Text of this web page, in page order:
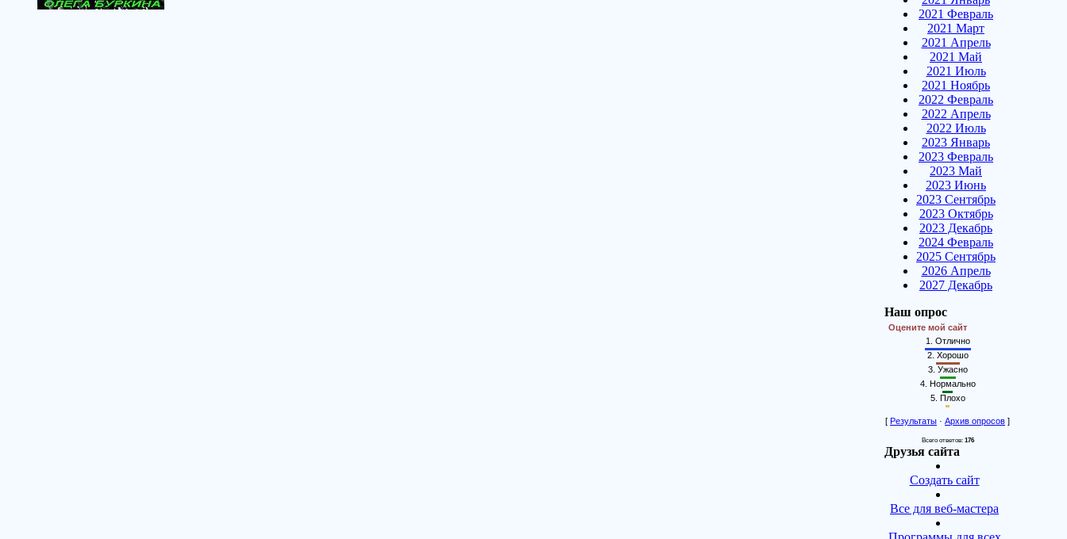
2021 Февраль
2021 Март
2021 Апрель
2021 Май
2021 Июль
2021 Ноябрь
2022 Февраль
2022 Апрель
2022 Июль
2023 Январь
2023 Февраль
2023 Май
2023 Июнь
2023 Сентябрь
2023 Октябрь
2023 Декабрь
2024 Февраль
2025 Сентябрь
2026 Апрель
2027 Декабрь
Наш опрос
Оцените мой сайт
1. Отлично
2. Хорошо
3. Ужасно
4. Нормально
5. Плохо
[ Результаты · Архив опросов ]
Всего ответов: 176
Друзья сайта
Создать сайт
Все для веб-мастера